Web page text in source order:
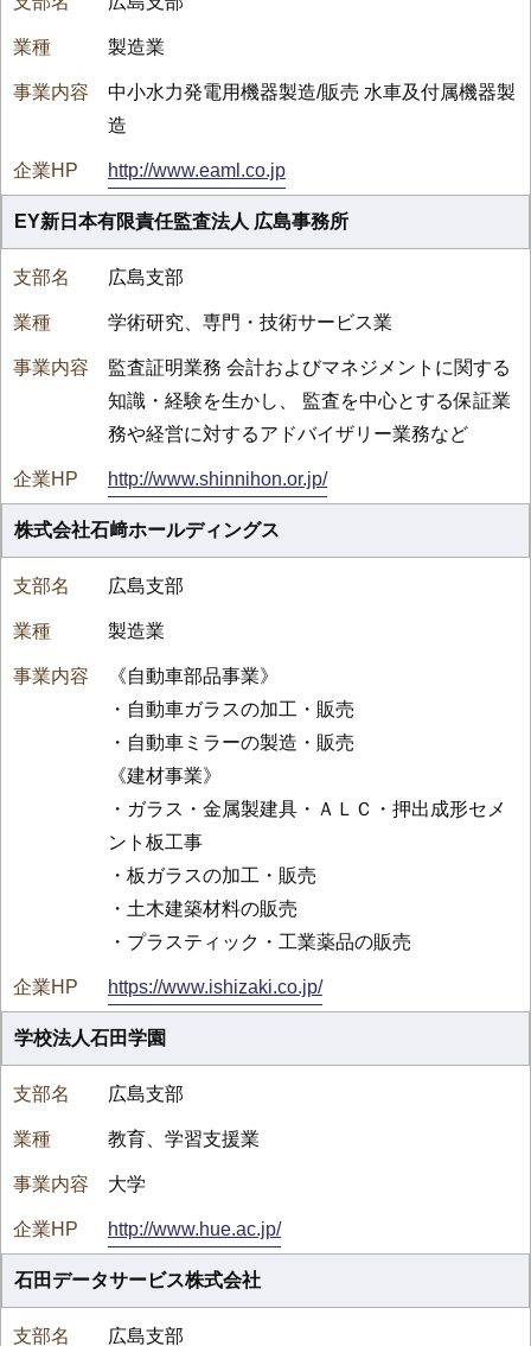
製造業
中小水力発電用機器製造/販売 水車及付属機器製
造
http://www.eaml.co.jp
EY新日本有限責任監査法人 広島事務所
広島支部
学術研究、専門・技術サービス業
監査証明業務 会計およびマネジメントに関する
知識・経験を生かし、 監査を中心とする保証業
務や経営に対するアドバイザリー業務など
http://www.shinnihon.or.jp/
株式会社石﨑ホールディングス
広島支部
製造業
《自動車部品事業》
・自動車ガラスの加工・販売
・自動車ミラーの製造・販売
《建材事業》
・ガラス・金属製建具・ＡＬＣ・押出成形セメ
ント板工事
・板ガラスの加工・販売
・土木建築材料の販売
・プラスティック・工業薬品の販売
https://www.ishizaki.co.jp/
学校法人石田学園
広島支部
教育、学習支援業
大学
http://www.hue.ac.jp/
石田データサービス株式会社
広島支部